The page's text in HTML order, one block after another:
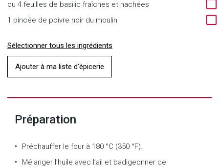
ou 4 feuilles de basilic fraîches et hachées
1 pincée de poivre noir du moulin
Sélectionner tous les ingrédients
Ajouter à ma liste d'épicerie
Préparation
Préchauffer le four à 180 °C (350 °F).
Mélanger l’huile avec l’ail et badigeonner ce